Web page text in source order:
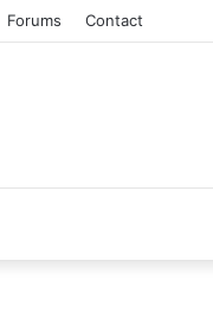
Forums Contact